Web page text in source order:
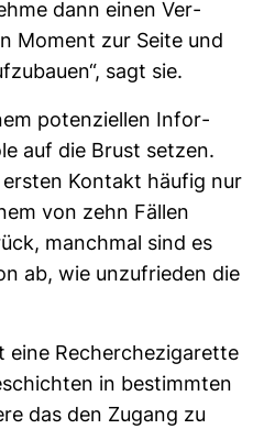
dann einen Ver­
Moment zur Seite und
sagt sie.
poten­zi­ellen Infor­
auf die Brust setzen.
Kon­takt häufig nur
von zehn Fällen
manchmal sind es
ab, wie unzu­frieden die
eine Recher­che­zi­ga­rette
in bestimmten
das den Zugang zu